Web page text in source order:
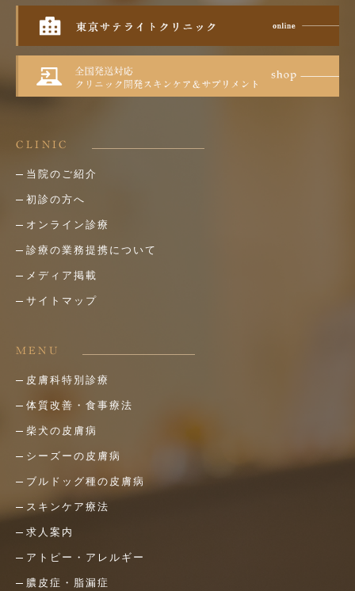
CLINIC
当院のご紹介
初診の方へ
オンライン診療
診療の業務提携について
メディア掲載
サイトマップ
MENU
皮膚科特別診療
体質改善・食事療法
柴犬の皮膚病
シーズーの皮膚病
ブルドッグ種の皮膚病
スキンケア療法
求人案内
アトピー・アレルギー
膿皮症・脂漏症